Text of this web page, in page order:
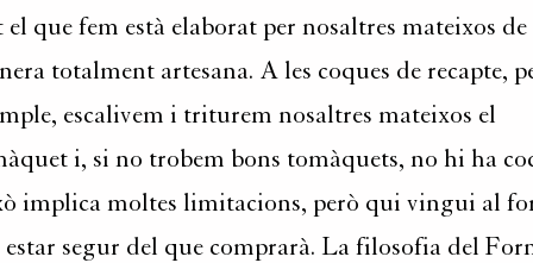
que fem està elaborat per nosaltres mateixos de
totalment artesana. A les coques de recapte,
escalivem i triturem nosaltres mateixos el
i, si no trobem bons tomàquets, no hi ha
implica moltes limitacions, però qui vingui al
segur del que comprarà. La filosofia del